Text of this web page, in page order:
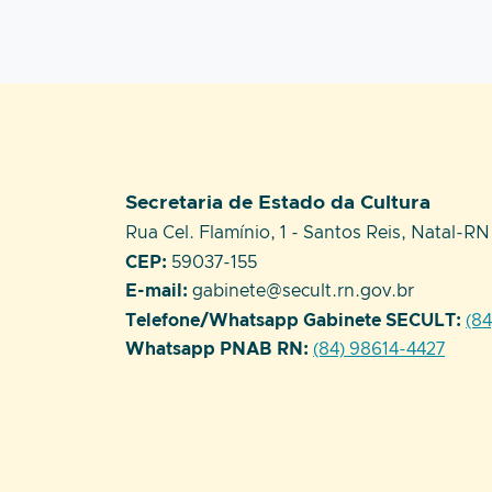
Setor responsável:
Secretaria de Estado da Cultura
Endereço:
Rua Cel. Flamínio, 1 - Santos Reis, Natal-RN
CEP: 59037-155
E-mail: gabinete@secult.rn.gov.br
Telefone/Whatsapp Gabinete SECULT:
Whatsapp PNAB RN: (84) 98614-4427